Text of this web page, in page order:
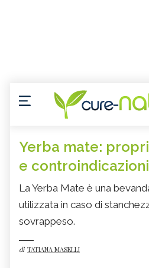
Yerba mate:
e controindicazioni
La Yerba Mate è una
utilizzata in caso di
sovrappeso.
di TATIANA MASELLI